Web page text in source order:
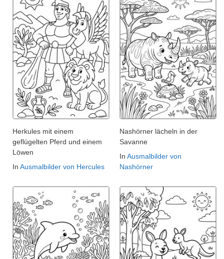
Herkules mit einem
geflügelten Pferd und einem
Löwen
In Ausmalbilder von Hercules
Nashörner lächeln in der
Savanne
In Ausmalbilder von
Nashörner